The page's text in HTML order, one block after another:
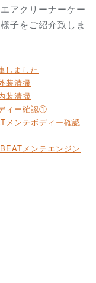
アクリーナーケー
子をご紹介致しま
しました
装清掃
装清掃
ィー確認①
メンテボディー確認
BEATメンテエンジン